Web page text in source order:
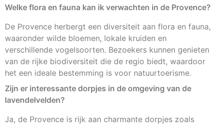
Welke flora en fauna kan ik verwachten in de Provence?
De Provence herbergt een diversiteit aan flora en fauna,
waaronder wilde bloemen, lokale kruiden en
verschillende vogelsoorten. Bezoekers kunnen genieten
van de rijke biodiversiteit die de regio biedt, waardoor
het een ideale bestemming is voor natuurtoerisme.
Zijn er interessante dorpjes in de omgeving van de
lavendelvelden?
Ja, de Provence is rijk aan charmante dorpjes zoals